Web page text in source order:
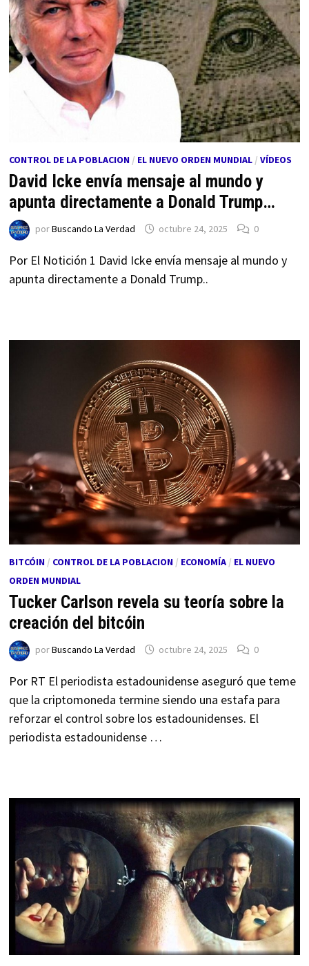
CONTROL DE LA POBLACION/ EL NUEVO ORDEN MUNDIAL/ VÍDEOS
David Icke envía mensaje al mundo y
apunta directamente a Donald Trump…
porBuscando La Verdad octubre 24, 2025 0
Por El Notición 1 David Icke envía mensaje al mundo y
apunta directamente a Donald Trump..
BITCÓIN/ CONTROL DE LA POBLACION/ ECONOMÍA/ EL NUEVO
ORDEN MUNDIAL
Tucker Carlson revela su teoría sobre la
creación del bitcóin
porBuscando La Verdad octubre 24, 2025 0
Por RT El periodista estadounidense aseguró que teme
que la criptomoneda termine siendo una estafa para
reforzar el control sobre los estadounidenses. El
periodista estadounidense …